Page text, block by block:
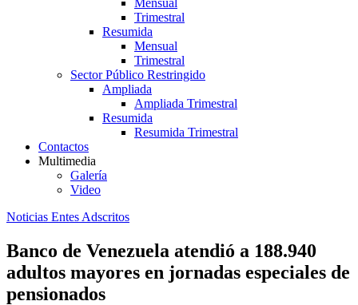
Mensual
Trimestral
Resumida
Mensual
Trimestral
Sector Público Restringido
Ampliada
Ampliada Trimestral
Resumida
Resumida Trimestral
Contactos
Multimedia
Galería
Video
Noticias Entes Adscritos
Banco de Venezuela atendió a 188.940
adultos mayores en jornadas especiales de
pensionados